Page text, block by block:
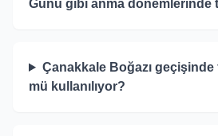
Günü gibi anma dönemlerinde
Çanakkale Boğazı
mü kullanılıyor?